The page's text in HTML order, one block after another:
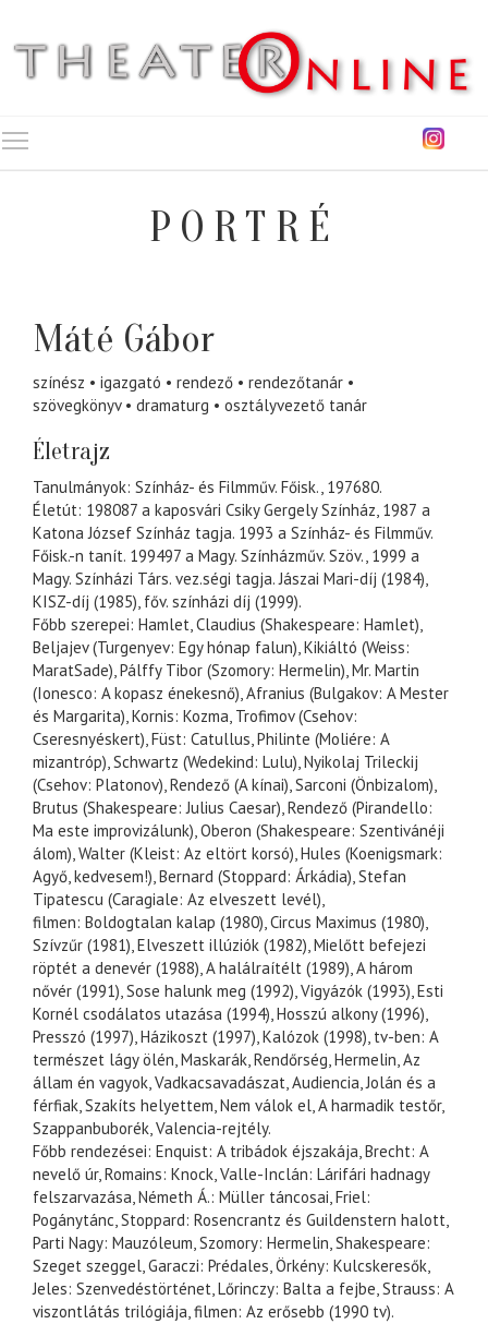
PORTRÉ
Máté Gábor
színész igazgató rendező
rendezőtanár
szövegkönyv
dramaturg osztályvezető tanár
Életrajz
Tanulmányok: Színház- és Filmműv. Főisk., 197680.
Életút: 198087 a kaposvári Csiky Gergely Színház, 1987 a
Katona József Színház tagja. 1993 a Színház- és Filmműv.
Főisk.-n tanít. 199497 a Magy. Színházműv. Szöv., 1999 a
Magy. Színházi Társ. vez.ségi tagja. Jászai Mari-díj (1984),
KISZ-díj (1985), főv. színházi díj (1999).
Főbb szerepei: Hamlet, Claudius (Shakespeare: Hamlet),
Beljajev (Turgenyev: Egy hónap falun), Kikiáltó (Weiss:
MaratSade), Pálffy Tibor (Szomory: Hermelin), Mr. Martin
(Ionesco: A kopasz énekesnő), Afranius (Bulgakov: A Mester
és Margarita), Kornis: Kozma, Trofimov (Csehov:
Cseresnyéskert), Füst: Catullus, Philinte (Moliére: A
mizantróp), Schwartz (Wedekind: Lulu), Nyikolaj Trileckij
(Csehov: Platonov), Rendező (A kínai), Sarconi (Önbizalom),
Brutus (Shakespeare: Julius Caesar), Rendező (Pirandello:
Ma este improvizálunk), Oberon (Shakespeare: Szentivánéji
álom), Walter (Kleist: Az eltört korsó), Hules (Koenigsmark:
Agyő, kedvesem!), Bernard (Stoppard: Árkádia), Stefan
Tipatescu (Caragiale: Az elveszett levél),
filmen: Boldogtalan kalap (1980), Circus Maximus (1980),
Szívzűr (1981), Elveszett illúziók (1982), Mielőtt befejezi
röptét a denevér (1988), A halálraítélt (1989), A három
nővér (1991), Sose halunk meg (1992), Vigyázók (1993), Esti
Kornél csodálatos utazása (1994), Hosszú alkony (1996),
Presszó (1997), Házikoszt (1997), Kalózok (1998), tv-ben: A
természet lágy ölén, Maskarák, Rendőrség, Hermelin, Az
állam én vagyok, Vadkacsavadászat, Audiencia, Jolán és a
férfiak, Szakíts helyettem, Nem válok el, A harmadik testőr,
Szappanbuborék, Valencia-rejtély.
Főbb rendezései: Enquist: A tribádok éjszakája, Brecht: A
nevelő úr, Romains: Knock, Valle-Inclán: Lárifári hadnagy
felszarvazása, Németh Á.: Müller táncosai, Friel:
Pogánytánc, Stoppard: Rosencrantz és Guildenstern halott,
Parti Nagy: Mauzóleum, Szomory: Hermelin, Shakespeare:
Szeget szeggel, Garaczi: Prédales, Örkény: Kulcskeresők,
Jeles: Szenvedéstörténet, Lőrinczy: Balta a fejbe, Strauss: A
viszontlátás trilógiája, filmen: Az erősebb (1990 tv).